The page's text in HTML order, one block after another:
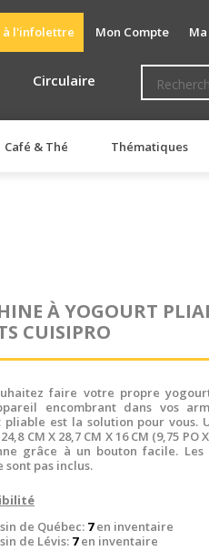
à l'infolettre Mon Compte
Circulaire
Café & Thé Thématiques
À YOGOURT
CUISIPRO
faire votre propre
encombrant dans vos
pliable est la solution pour vous.
CM X 28,7 CM X 16 CM (9,75 PO
grâce à un bouton facile.
sont pas inclus.
de Québec: 7en inventaire
de Lévis: 7en inventaire